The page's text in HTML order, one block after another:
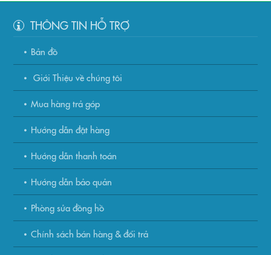
THÔNG TIN HỖ TRỢ
Bản đồ
Giới Thiệu về chúng tôi
Mua hàng trả góp
Hướng dẫn đặt hàng
Hướng dẫn thanh toán
Hướng dẫn bảo quản
Phòng sửa đồng hồ
Chính sách bán hàng & đổi trả